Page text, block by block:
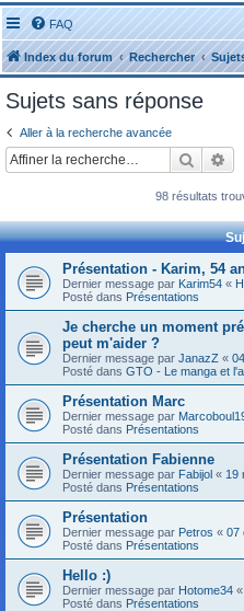
FAQ
Index du forum Rechercher
Sujets sans réponse
Aller à la recherche avancée
98 résultats
Présentation - Karim, 54
Dernier message par Karim54 «
Posté dans Présentations
Je cherche un moment
peut m'aider ?
Dernier message par JanazZ «
Posté dans GTO - Le manga et
Présentation Marc
Dernier message par
Posté dans Présentations
Présentation Fabienne
Dernier message par Fabijol « 19
Posté dans Présentations
Présentation
Dernier message par Petros « 07
Posté dans Présentations
Hello :)
Dernier message par Hotome34 «
Posté dans Présentations